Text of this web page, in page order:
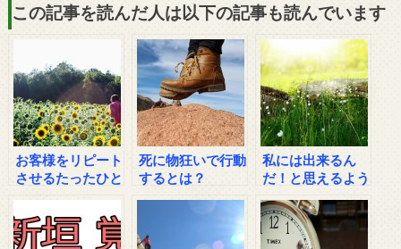
この記事を読んだ人は以下の記事も読んでいます
お客様をリピート
させるたったひと
死に物狂いで行動
するとは？
私には出来るん
だ！と思えるよう
方法